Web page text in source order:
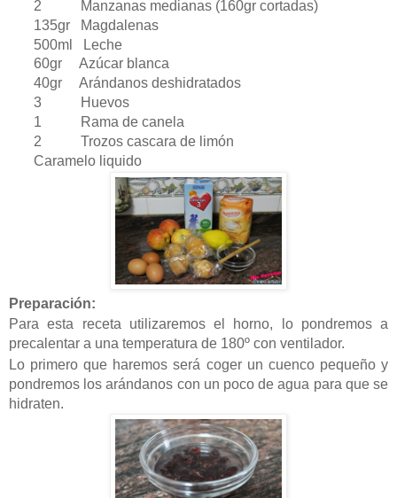
2 Manzanas medianas (160gr cortadas)
135gr Magdalenas
500ml Leche
60gr Azúcar blanca
40gr Arándanos deshidratados
3 Huevos
1 Rama de canela
2 Trozos cascara de limón
Caramelo liquido
Preparación:
Para esta receta utilizaremos el horno, lo pondremos a
precalentar a una temperatura de 180º con ventilador.
Lo primero que haremos será coger un cuenco pequeño y
pondremos los arándanos con un poco de agua para que se
hidraten.